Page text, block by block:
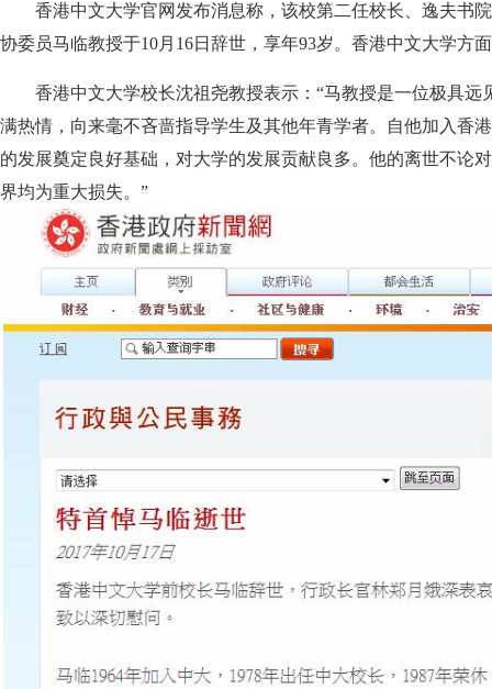
香港中文大学官网发布消息称，该校第二任校长、逸夫书院
协委员马临教授于10月16日辞世，享年93岁。香港中文大学方
香港中文大学校长沈祖尧教授表示：“马教授是一位极具远
满热情，向来毫不吝啬指导学生及其他年青学者。自他加入香
的发展奠定良好基础，对大学的发展贡献良多。他的离世不论
界均为重大损失。”